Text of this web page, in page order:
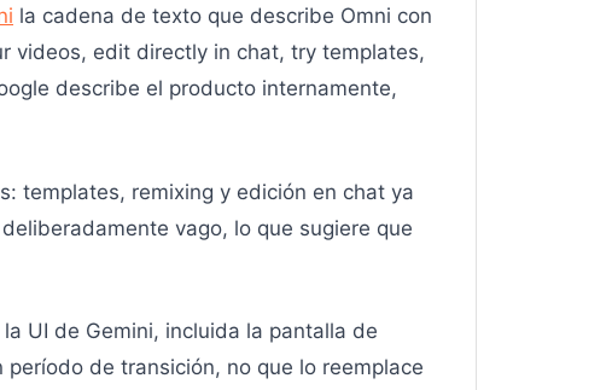
la cadena de texto que describe Omni con
videos, edit directly in chat, try templates,
describe el producto internamente,
templates, remixing y edición en chat ya
vago, lo que sugiere que
UI de Gemini, incluida la pantalla de
de transición, no que lo reemplace